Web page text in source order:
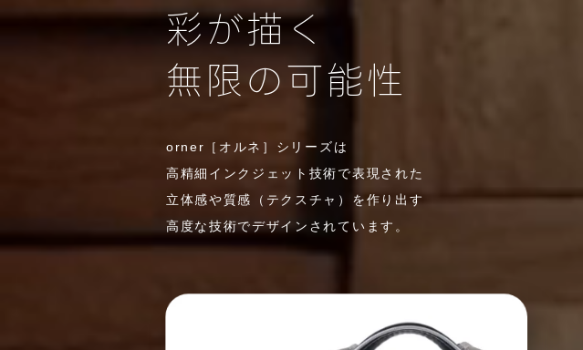
彩が描く
無限の可能性
orner［オルネ］シリーズは
高精細インクジェット技術で表現された
立体感や質感（テクスチャ）を作り出す
高度な技術でデザインされています。